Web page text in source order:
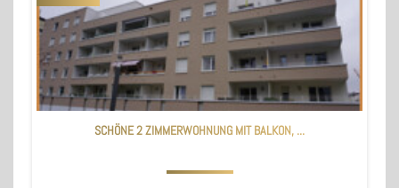
SCHÖNE 2 ZIMMERWOHNUNG MIT BALKON, ...